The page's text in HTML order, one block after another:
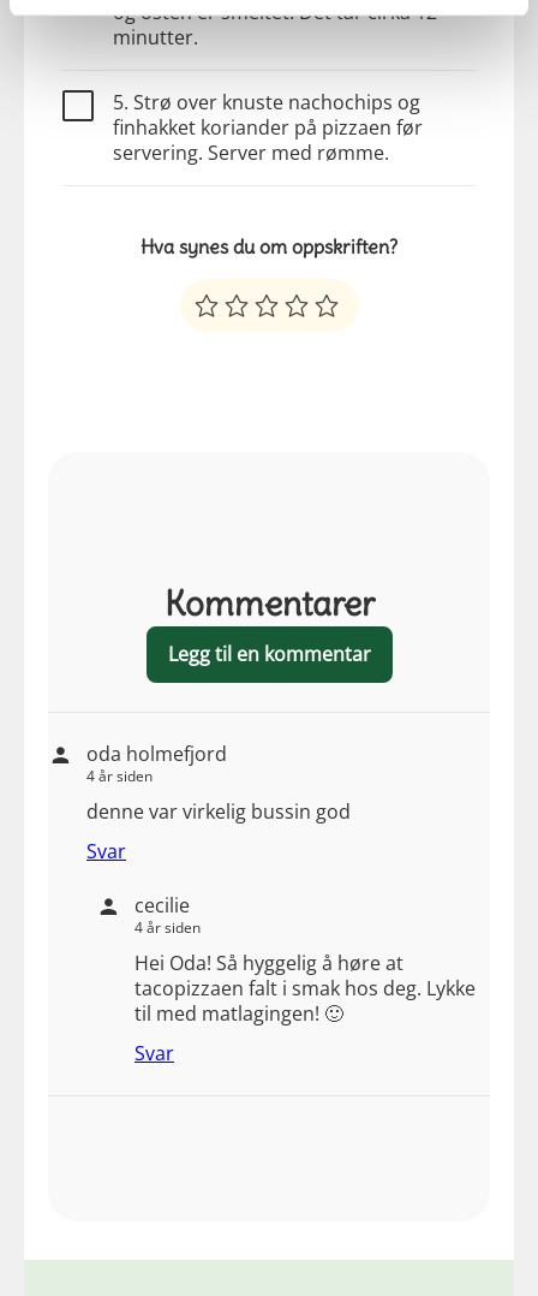
og osten er smeltet. Det tar cirka 12
minutter.
5. Strø over knuste nachochips og
finhakket koriander på pizzaen før
servering. Server med rømme.
Hva synes du om oppskriften?
Kommentarer
Legg til en kommentar
oda holmefjord
4 år siden
denne var virkelig bussin god
Svar
cecilie
4 år siden
Hei Oda! Så hyggelig å høre at
tacopizzaen falt i smak hos deg. Lykke
til med matlagingen! 🙂
Svar